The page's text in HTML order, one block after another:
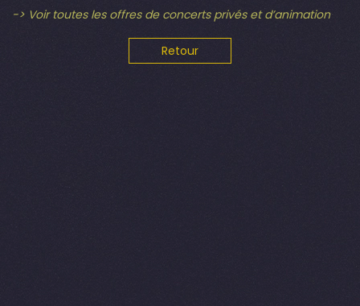
-> Voir toutes les offres de concerts privés et d’animation
Retour